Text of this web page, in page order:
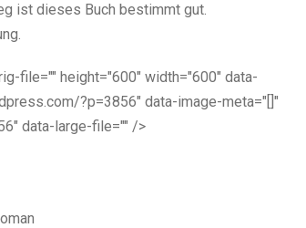
ist dieses Buch bestimmt gut.
file="" height="600" width="600" data-
?p=3856" data-image-meta="[]"
data-large-file="" />